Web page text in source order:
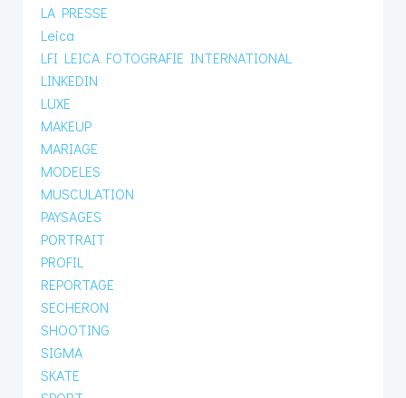
LA PRESSE
Leica
LFI LEICA FOTOGRAFIE INTERNATIONAL
LINKEDIN
LUXE
MAKEUP
MARIAGE
MODELES
MUSCULATION
PAYSAGES
PORTRAIT
PROFIL
REPORTAGE
SECHERON
SHOOTING
SIGMA
SKATE